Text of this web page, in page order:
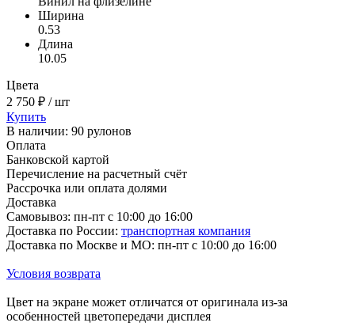
Ширина
0.53
Длина
10.05
Цвета
2 750 ₽ / шт
Купить
В наличии: 90 рулонов
Оплата
Банковской картой
Перечисление на расчетный счёт
Рассрочка или оплата долями
Доставка
Самовывоз: пн-пт с 10:00 до 16:00
Доставка по России: транспортная компания
Доставка по Москве и МО: пн-пт с 10:00 до 16:00
Условия возврата
Цвет на экране может отличатся от оригинала из-за
особенностей цветопередачи дисплея